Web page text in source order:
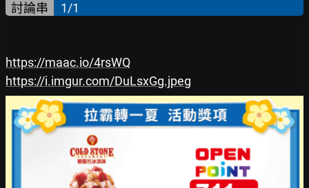
討論串 1/1
https://maac.io/4rsWQ
https://i.imgur.com/DuLsxGg.jpeg